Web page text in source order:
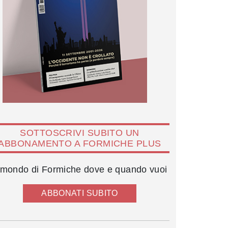
SOTTOSCRIVI SUBITO UN
A FORMICHE PLUS
di Formiche dove e quando vuoi
ABBONATI SUBITO